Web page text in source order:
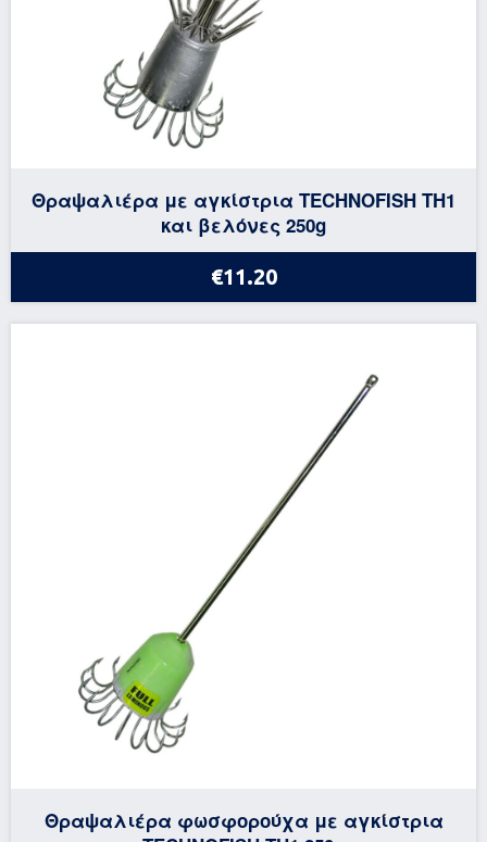
Θραψαλιέρα με αγκίστρια TECHNOFISH TH1
και βελόνες 250g
€11.20
Θραψαλιέρα φωσφορούχα με αγκίστρια